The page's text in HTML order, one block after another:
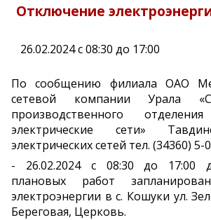
Отключение
26.02.2024 с 08:30 до 17:00
По сообщению филиала ОАО
сетевой компании Урала
производственного
электрические сети»
электрических сетей тел. (34360) 5-
- 26.02.2024 с 08:30 до 17:00
плановых работ
электроэнергии в с. Кошуки ул.
Береговая, Церковь.